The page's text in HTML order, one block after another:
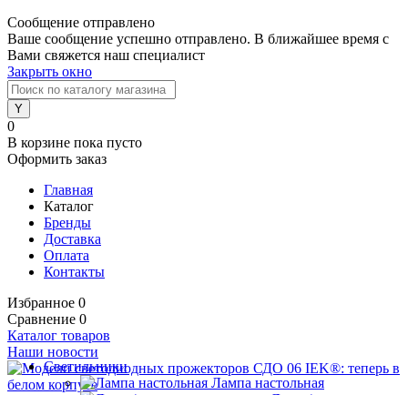
Сообщение отправлено
Ваше сообщение успешно отправлено. В ближайшее время с
Вами свяжется наш специалист
Закрыть окно
0
В корзине пока пусто
Оформить заказ
Главная
Каталог
Бренды
Доставка
Оплата
Контакты
Избранное 0
Сравнение 0
Каталог товаров
Светильники
Лампа настольная
Наши новости